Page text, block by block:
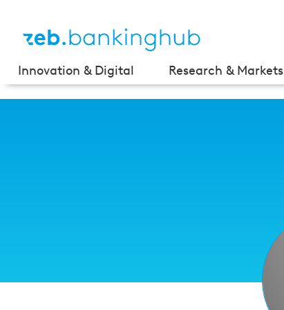
Innovation & Digital Research & Markets